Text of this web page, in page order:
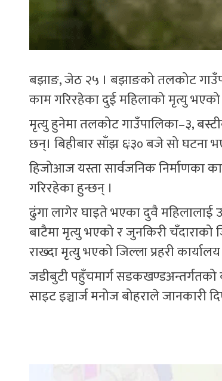
बझाङ, जेठ २५ । बझाङको तलकोट
काम गरिरहेका दुई महिलाको मृत्यु
मृत्यु हुनेमा तलकोट गाउँपालिका–३,
छन्। बिहीबार साँझ ६ः३० बजे सो घटना
हिजोआज यस्ता सार्वजनिक निर्माणका
गरिरहेका हुन्छन् ।
ढुंगा लागेर घाइते भएका दुवै महिलालाई
बाटैमा मृत्यु भएको र जुनकिरी चँदाराको
राख्दा मृत्यु भएको जिल्ला प्रहरी
जडीबुटी पहुँचमार्ग सडकखण्डअन्तर्गतको
साइट इञ्चार्ज मनोज बोहराले जानकारी